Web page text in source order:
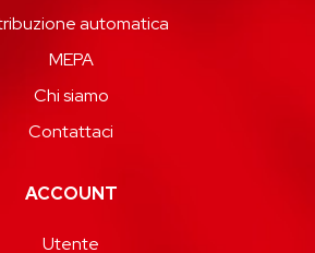
automatica
MEPA
Chi siamo
Contattaci
ACCOUNT
Utente